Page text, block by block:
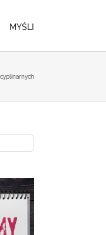
MYŚLI